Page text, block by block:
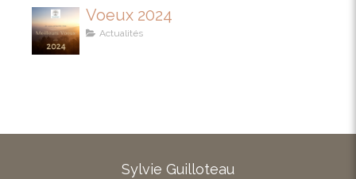
Voeux 2024
Actualités
Sylvie Guilloteau